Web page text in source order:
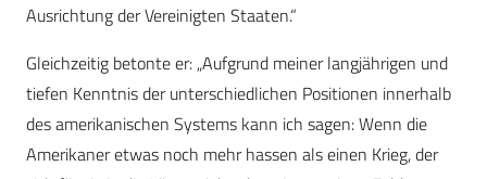
Ausrichtung der Vereinigten Staaten.“
Gleichzeitig betonte er: „Aufgrund meiner langjährigen und
tiefen Kenntnis der unterschiedlichen Positionen innerhalb
des amerikanischen Systems kann ich sagen: Wenn die
Amerikaner etwas noch mehr hassen als einen Krieg, der